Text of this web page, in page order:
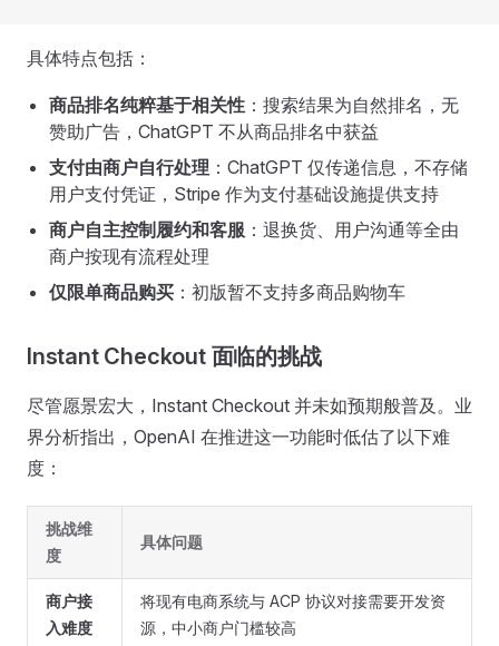
具体特点包括：
商品排名纯粹基于相关性 ：搜索结果为自然排名，无
赞助广告，ChatGPT 不从商品排名中获益
支付由商户自行处理 ：ChatGPT 仅传递信息，不存储
用户支付凭证，Stripe 作为支付基础设施提供支持
商户自主控制履约和客服 ：退换货、用户沟通等全由
商户按现有流程处理
仅限单商品购买 ：初版暂不支持多商品购物车
Instant Checkout 面临的挑战
尽管愿景宏大，Instant Checkout 并未如预期般普及。业
界分析指出，OpenAI 在推进这一功能时低估了以下难
度：
挑战维
度
具体问题
商户接
入难度
将现有电商系统与 ACP 协议对接需要开发资
源，中小商户门槛较高